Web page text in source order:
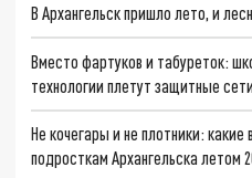
В Архангельск пришло лето, и
Вместо фартуков и табуреток:
технологии плетут защитные сети
Не кочегары и не плотники: какие
подросткам Архангельска летом